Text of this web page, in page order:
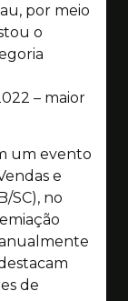
por meio
o
– maior
um evento
e
SC), no
de